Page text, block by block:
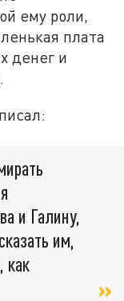
ему роли,
плата
денег и
и Галину,
им,
как